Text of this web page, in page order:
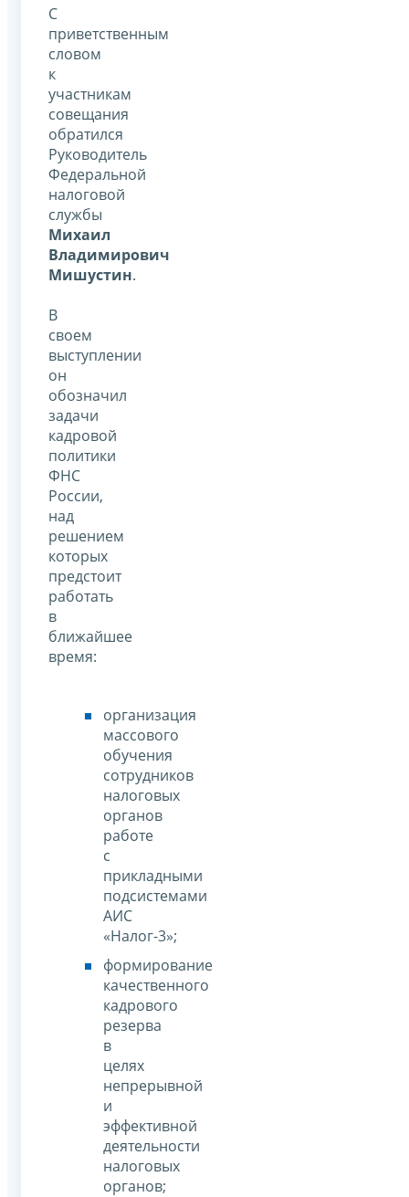
С
приветственным
словом
к
участникам
совещания
обратился
Руководитель
Федеральной
налоговой
службы
Михаил
Владимирович
Мишустин.
В
своем
выступлении
он
обозначил
задачи
кадровой
политики
ФНС
России,
над
решением
которых
предстоит
работать
в
ближайшее
время:
организация
массового
обучения
сотрудников
налоговых
органов
работе
с
прикладными
подсистемами
АИС
«Налог-3»;
формирование
качественного
кадрового
резерва
в
целях
непрерывной
и
эффективной
деятельности
налоговых
органов;